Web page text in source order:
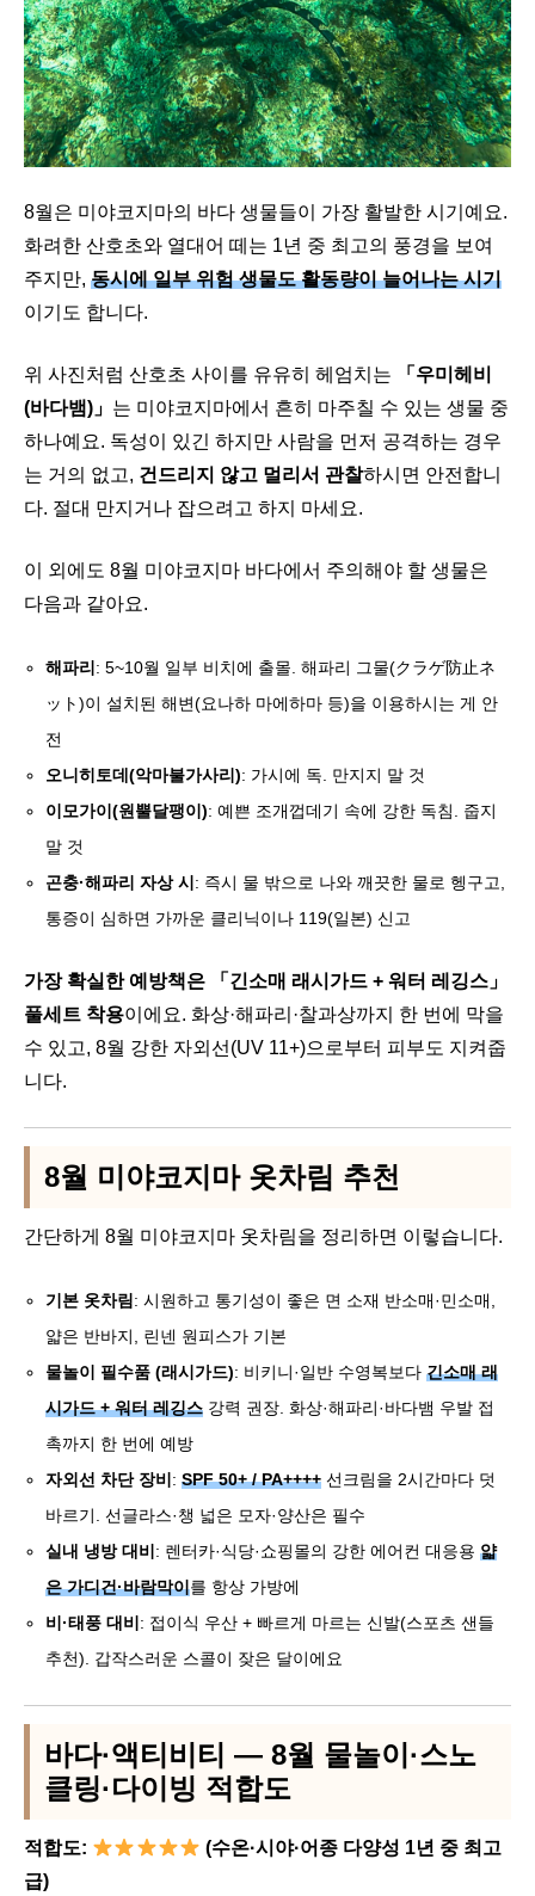
8월은 미야코지마의 바다 생물들이 가장 활발한 시기예요.
화려한 산호초와 열대어 떼는 1년 중 최고의 풍경을 보여
주지만, 동시에 일부 위험 생물도 활동량이 늘어나는 시기
이기도 합니다.
위 사진처럼 산호초 사이를 유유히 헤엄치는
「우미헤비
(바다뱀)」 는 미야코지마에서 흔히 마주칠 수 있는 생물 중
하나예요. 독성이 있긴 하지만 사람을 먼저 공격하는 경우
는 거의 없고, 건드리지 않고 멀리서 관찰하시면 안전합니
다. 절대 만지거나 잡으려고 하지 마세요.
이 외에도 8월 미야코지마 바다에서 주의해야 할 생물은
다음과 같아요.
해파리 : 5~10월 일부 비치에 출몰. 해파리 그물(クラゲ防止ネ
ット)이 설치된 해변(요나하 마에하마 등)을 이용하시는 게 안
전
오니히토데(악마불가사리): 가시에 독. 만지지 말 것
이모가이(원뿔달팽이): 예쁜 조개껍데기 속에 강한 독침. 줍지
말 것
곤충·해파리 자상 시 : 즉시 물 밖으로 나와 깨끗한 물로 헹구고,
통증이 심하면 가까운 클리닉이나 119(일본) 신고
가장 확실한 예방책은 「긴소매 래시가드 + 워터 레깅스」
풀세트 착용이에요. 화상·해파리·찰과상까지 한 번에 막을
수 있고, 8월 강한 자외선(UV 11+)으로부터 피부도 지켜줍
니다.
8월 미야코지마 옷차림 추천
간단하게 8월 미야코지마 옷차림을 정리하면 이렇습니다.
기본 옷차림: 시원하고 통기성이 좋은 면 소재 반소매·민소매,
얇은 반바지, 린넨 원피스가 기본
물놀이 필수품 (래시가드): 비키니·일반 수영복보다긴소매 래
시가드 + 워터 레깅스 강력 권장. 화상·해파리·바다뱀 우발 접
촉까지 한 번에 예방
자외선 차단 장비 :SPF 50+ / PA++++ 선크림을 2시간마다 덧
바르기. 선글라스·챙 넓은 모자·양산은 필수
실내 냉방 대비 : 렌터카·식당·쇼핑몰의 강한 에어컨 대응용얇
은 가디건·바람막이를 항상 가방에
비·태풍 대비 : 접이식 우산 + 빠르게 마르는 신발(스포츠 샌들
추천). 갑작스러운 스콜이 잦은 달이에요
바다·액티비티 — 8월 물놀이·스노
클링·다이빙 적합도
적합도:
(수온·시야·어종 다양성 1년 중 최고
급)